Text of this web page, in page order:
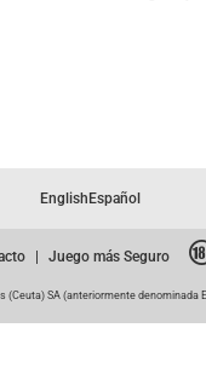
English Español
Juego más Seguro
(Ceuta) SA (anteriormente denominada